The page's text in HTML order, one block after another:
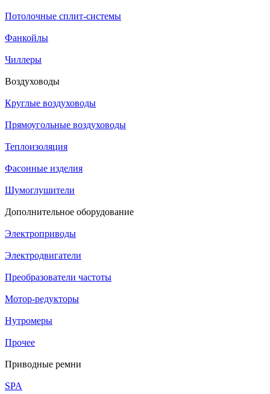
Потолочные сплит-системы
Фанкойлы
Чиллеры
Воздуховоды
Круглые воздуховоды
Прямоугольные воздуховоды
Теплоизоляция
Фасонные изделия
Шумоглушители
Дополнительное оборудование
Электроприводы
Электродвигатели
Преобразователи частоты
Мотор-редукторы
Нутромеры
Прочее
Приводные ремни
SPA